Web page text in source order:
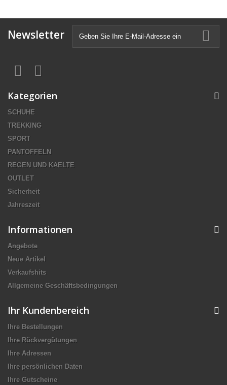
Newsletter
Kategorien
SCHUHE
TREKKING
SPORT
PANTOFFELN
REGEN UND KAELTE
OUTLET
Sicherheit
Jahreszeit
Informationen
Angebote
Neue Artikel
Verkaufshits
Allgemeine Geschäftsbedingungen
Ihr Kundenbereich
Ihre Bestellungen
Ihre Rückvergütungen
Ihre Adressen
Ihre persönlichen Daten
Ihre Gutscheine